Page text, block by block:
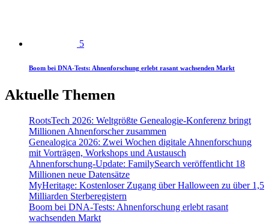
5
Boom bei DNA-Tests: Ahnenforschung erlebt rasant wachsenden Markt
Aktuelle Themen
RootsTech 2026: Weltgrößte Genealogie-Konferenz bringt
Millionen Ahnenforscher zusammen
Genealogica 2026: Zwei Wochen digitale Ahnenforschung
mit Vorträgen, Workshops und Austausch
Ahnenforschung-Update: FamilySearch veröffentlicht 18
Millionen neue Datensätze
MyHeritage: Kostenloser Zugang über Halloween zu über 1,5
Milliarden Sterberegistern
Boom bei DNA-Tests: Ahnenforschung erlebt rasant
wachsenden Markt